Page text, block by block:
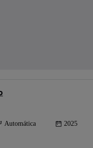
Automática 2025